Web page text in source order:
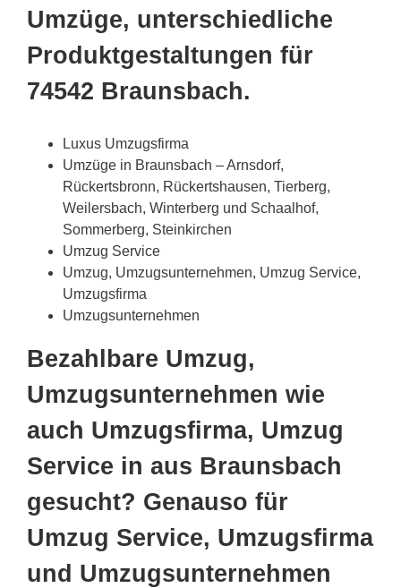
Umzüge, unterschiedliche
Produktgestaltungen für
74542 Braunsbach.
Luxus Umzugsfirma
Umzüge in Braunsbach – Arnsdorf,
Rückertsbronn, Rückertshausen, Tierberg,
Weilersbach, Winterberg und Schaalhof,
Sommerberg, Steinkirchen
Umzug Service
Umzug, Umzugsunternehmen, Umzug Service,
Umzugsfirma
Umzugsunternehmen
Bezahlbare Umzug,
Umzugsunternehmen wie
auch Umzugsfirma, Umzug
Service in aus Braunsbach
gesucht? Genauso für
Umzug Service, Umzugsfirma
und Umzugsunternehmen